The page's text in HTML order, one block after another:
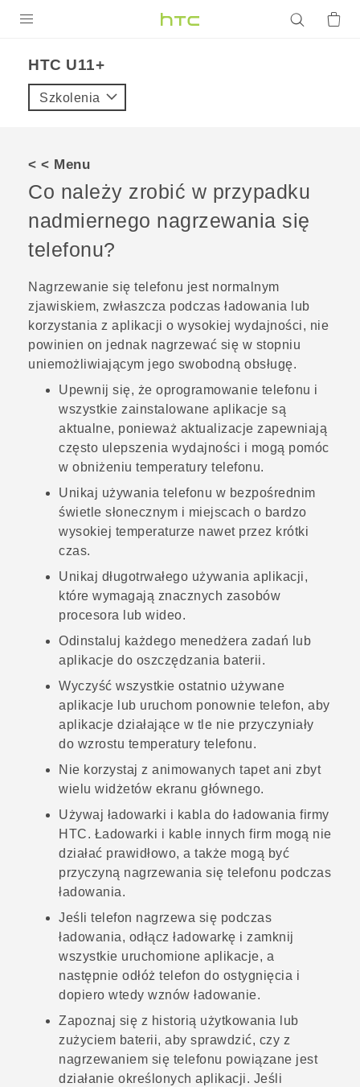
VIVE
VIVERSE
POMOC TECHNICZNA
Urządzenia i akcesoria HTC
Zaloguj się
HTC U11+‎
Szkolenia
< < Menu
Co należy zrobić w przypadku
nadmiernego nagrzewania się
telefonu?
Nagrzewanie się telefonu jest normalnym
zjawiskiem, zwłaszcza podczas ładowania lub
korzystania z aplikacji o wysokiej wydajności, nie
powinien on jednak nagrzewać się w stopniu
uniemożliwiającym jego swobodną obsługę.
Upewnij się, że oprogramowanie telefonu i
wszystkie zainstalowane aplikacje są
aktualne, ponieważ aktualizacje zapewniają
często ulepszenia wydajności i mogą pomóc
w obniżeniu temperatury telefonu.
Unikaj używania telefonu w bezpośrednim
świetle słonecznym i miejscach o bardzo
wysokiej temperaturze nawet przez krótki
czas.
Unikaj długotrwałego używania aplikacji,
które wymagają znacznych zasobów
procesora lub wideo.
Odinstaluj każdego menedżera zadań lub
aplikacje do oszczędzania baterii.
Wyczyść wszystkie ostatnio używane
aplikacje lub uruchom ponownie telefon, aby
aplikacje działające w tle nie przyczyniały
do wzrostu temperatury telefonu.
Nie korzystaj z animowanych tapet ani zbyt
wielu widżetów ekranu głównego.
Używaj ładowarki i kabla do ładowania firmy
HTC. Ładowarki i kable innych firm mogą nie
działać prawidłowo, a także mogą być
przyczyną nagrzewania się telefonu podczas
ładowania.
Jeśli telefon nagrzewa się podczas
ładowania, odłącz ładowarkę i zamknij
wszystkie uruchomione aplikacje, a
następnie odłóż telefon do ostygnięcia i
dopiero wtedy wznów ładowanie.
Zapoznaj się z historią użytkowania lub
zużyciem baterii, aby sprawdzić, czy z
nagrzewaniem się telefonu powiązane jest
działanie określonych aplikacji. Jeśli